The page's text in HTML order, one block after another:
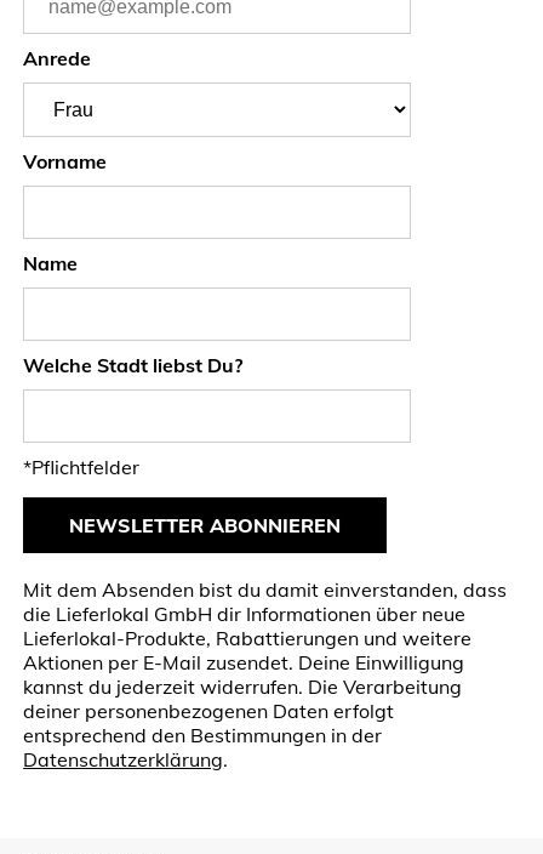
Anrede
Vorname
Name
Welche Stadt liebst Du?
*Pflichtfelder
NEWSLETTER ABONNIEREN
Mit dem Absenden bist du damit einverstanden, dass
die Lieferlokal GmbH dir Informationen über neue
Lieferlokal-Produkte, Rabattierungen und weitere
Aktionen per E-Mail zusendet. Deine Einwilligung
kannst du jederzeit widerrufen. Die Verarbeitung
deiner personenbezogenen Daten erfolgt
entsprechend den Bestimmungen in der
Datenschutzerklärung.